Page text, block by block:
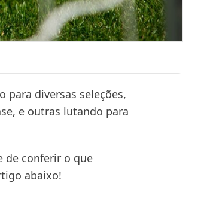
para diversas seleções,
e outras lutando para
de conferir o que
abaixo!